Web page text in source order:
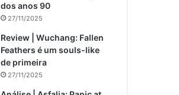
dos anos 90
27/11/2025
Review | Wuchang: Fallen
Feathers é um souls-like
de primeira
27/11/2025